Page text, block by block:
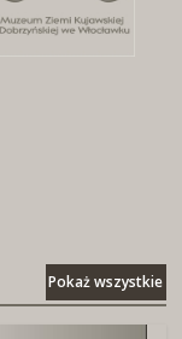
Pokaż wszystkie